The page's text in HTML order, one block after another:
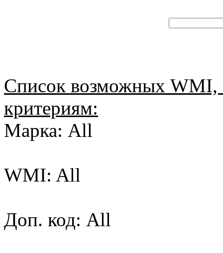
Список возможных
критериям:
Марка: All
WMI: All
Доп. код: All